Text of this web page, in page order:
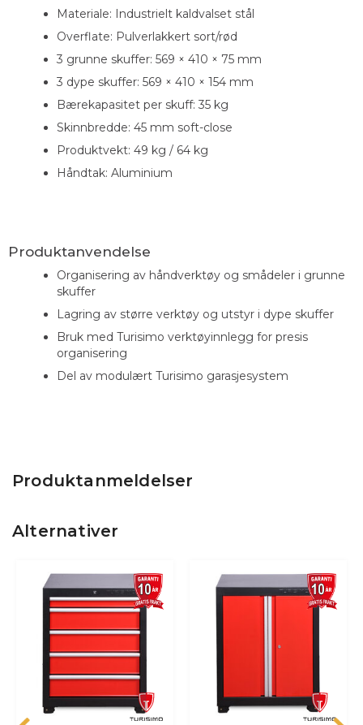
Produktanmeldelser
Alternativer
Materiale: Industrielt kaldvalset stål
Overflate: Pulverlakkert sort/rød
3 grunne skuffer: 569 × 410 × 75 mm
3 dype skuffer: 569 × 410 × 154 mm
Bærekapasitet per skuff: 35 kg
Skinnbredde: 45 mm soft-close
Produktvekt: 49 kg / 64 kg
Håndtak: Aluminium
Produktanvendelse
Organisering av håndverktøy og smådeler i grunne
skuffer
Lagring av større verktøy og utstyr i dype skuffer
Bruk med Turisimo verktøyinnlegg for presis
organisering
Del av modulært Turisimo garasjesystem